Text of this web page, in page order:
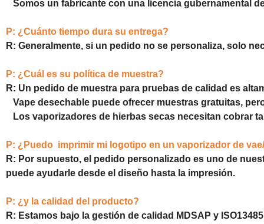
Somos un fabricante con una licencia gubernamental
P: ¿Cuánto tiempo dura su entrega?
R: Generalmente, si un pedido no se personaliza, solo
P: ¿Cuál es su política de muestra?
R: Un pedido de muestra para pruebas de calidad es
Vape desechable puede ofrecer muestras gratuitas,
Los vaporizadores de hierbas secas necesitan cobrar
P: ¿Puedo imprimir mi logotipo en un vaporizador de
R: Por supuesto, el pedido personalizado es uno de
puede ayudarle desde el diseño hasta la impresión.
P: ¿y la calidad del producto?
R: Estamos bajo la gestión de calidad MDSAP y